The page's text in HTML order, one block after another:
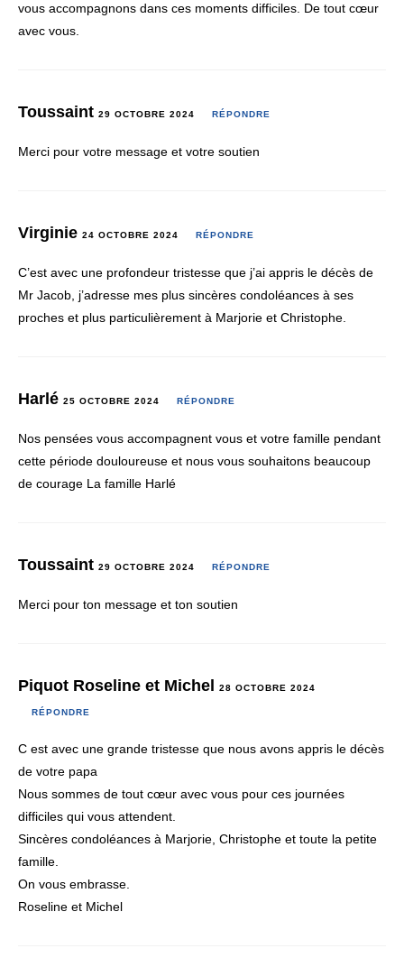
vous accompagnons dans ces moments difficiles. De tout cœur
avec vous.
Toussaint 29 OCTOBRE 2024 RÉPONDRE
Merci pour votre message et votre soutien
Virginie 24 OCTOBRE 2024 RÉPONDRE
C’est avec une profondeur tristesse que j’ai appris le décès de
Mr Jacob, j’adresse mes plus sincères condoléances à ses
proches et plus particulièrement à Marjorie et Christophe.
Harlé 25 OCTOBRE 2024 RÉPONDRE
Nos pensées vous accompagnent vous et votre famille pendant
cette période douloureuse et nous vous souhaitons beaucoup
de courage La famille Harlé
Toussaint 29 OCTOBRE 2024 RÉPONDRE
Merci pour ton message et ton soutien
Piquot Roseline et Michel 28 OCTOBRE 2024
RÉPONDRE
C est avec une grande tristesse que nous avons appris le décès
de votre papa
Nous sommes de tout cœur avec vous pour ces journées
difficiles qui vous attendent.
Sincères condoléances à Marjorie, Christophe et toute la petite
famille.
On vous embrasse.
Roseline et Michel